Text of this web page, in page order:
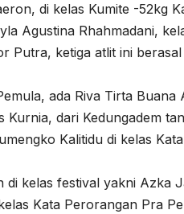
di kelas Kumite -52kg
Agustina Rhahmadani,
Putra, ketiga atlit ini
ada Riva Tirta
Kurnia, dari Kedungadem
Kalitidu di kelas
di kelas festival yakni Azka
Kata Perorangan Pra